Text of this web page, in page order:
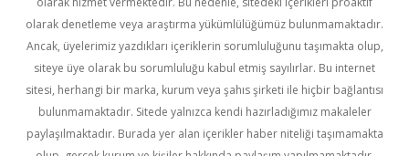
olarak denetleme veya araştırma yükümlülüğümüz bulunmamaktadır.
Ancak, üyelerimiz yazdıkları içeriklerin sorumluluğunu taşımakta olup,
siteye üye olarak bu sorumluluğu kabul etmiş sayılırlar. Bu internet
sitesi, herhangi bir marka, kurum veya şahıs şirketi ile hiçbir bağlantısı
bulunmamaktadır. Sitede yalnızca kendi hazırladığımız makaleler
paylaşılmaktadır. Burada yer alan içerikler haber niteliği taşımamakta